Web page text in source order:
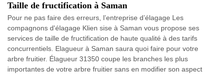
Taille de fructification à Saman
Pour ne pas faire des erreurs, l’entreprise d’élagage Les
compagnons d'élagage Klien sise à Saman vous propose ses
services de taille de fructification de haute qualité à des tarifs
concurrentiels. Elagueur à Saman saura quoi faire pour votre
arbre fruitier. Élagueur 31350 coupe les branches les plus
importantes de votre arbre fruitier sans en modifier son aspect